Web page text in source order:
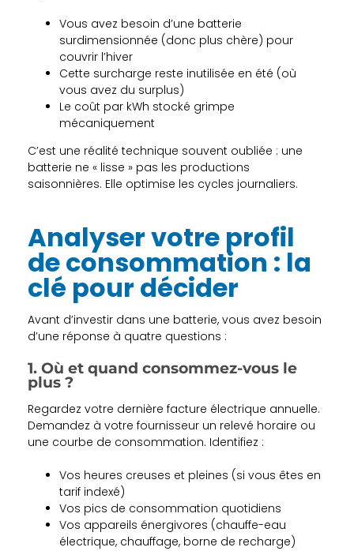
Vous avez besoin d’une batterie
surdimensionnée (donc plus chère) pour
couvrir l’hiver
Cette surcharge reste inutilisée en été (où
vous avez du surplus)
Le coût par kWh stocké grimpe
mécaniquement
C’est une réalité technique souvent oubliée : une
batterie ne « lisse » pas les productions
saisonnières. Elle optimise les cycles journaliers.
Analyser votre profil
de consommation : la
clé pour décider
Avant d’investir dans une batterie, vous avez besoin
d’une réponse à quatre questions :
1. Où et quand consommez-vous le
plus ?
Regardez votre dernière facture électrique annuelle.
Demandez à votre fournisseur un relevé horaire ou
une courbe de consommation. Identifiez :
Vos heures creuses et pleines (si vous êtes en
tarif indexé)
Vos pics de consommation quotidiens
Vos appareils énergivores (chauffe-eau
électrique, chauffage, borne de recharge)